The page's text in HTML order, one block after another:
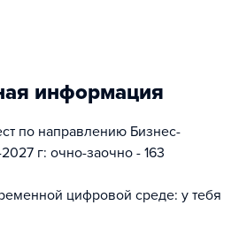
информация
по направлению Бизнес-
г: очно-заочно - 163
цифровой среде: у тебя